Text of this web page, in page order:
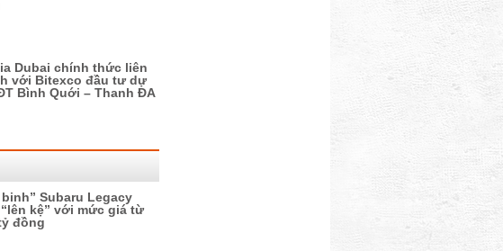
Dubai chính thức liên
với Bitexco đầu tư dự
Bình Quới – Thanh ĐA
binh” Subaru Legacy
“lên kệ” với mức giá từ
đồng